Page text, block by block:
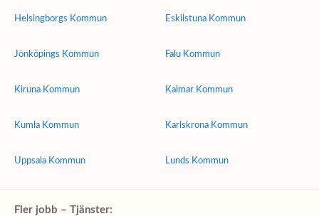
Helsingborgs Kommun
Jönköpings Kommun
Kiruna Kommun
Kumla Kommun
Uppsala Kommun
Eskilstuna Kommun
Falu Kommun
Kalmar Kommun
Karlskrona Kommun
Lunds Kommun
Fler jobb – Tjänster: